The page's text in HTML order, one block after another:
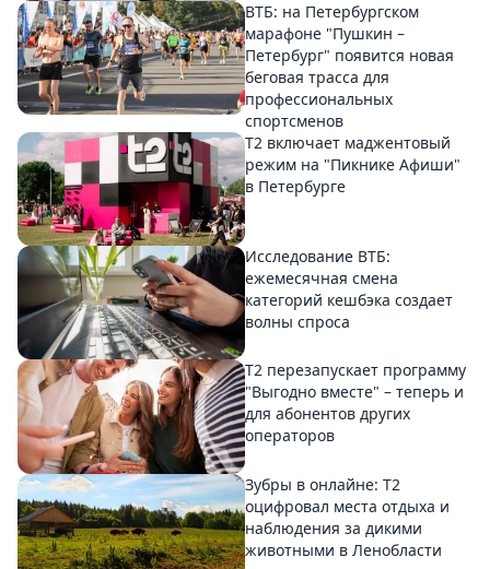
ВТБ: на Петербургском
марафоне "Пушкин –
Петербург" появится новая
беговая трасса для
профессиональных
спортсменов
Т2 включает маджентовый
режим на "Пикнике Афиши"
в Петербурге
Исследование ВТБ:
ежемесячная смена
категорий кешбэка создает
волны спроса
Т2 перезапускает программу
"Выгодно вместе" – теперь и
для абонентов других
операторов
Зубры в онлайне: Т2
оцифровал места отдыха и
наблюдения за дикими
животными в Ленобласти